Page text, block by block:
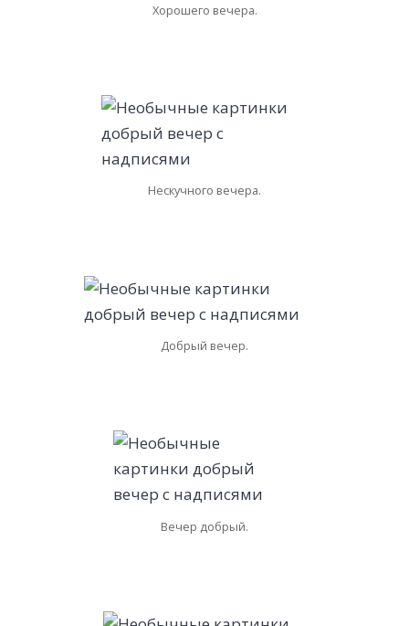
Хорошего вечера.
Нескучного вечера.
Добрый вечер.
Вечер добрый.